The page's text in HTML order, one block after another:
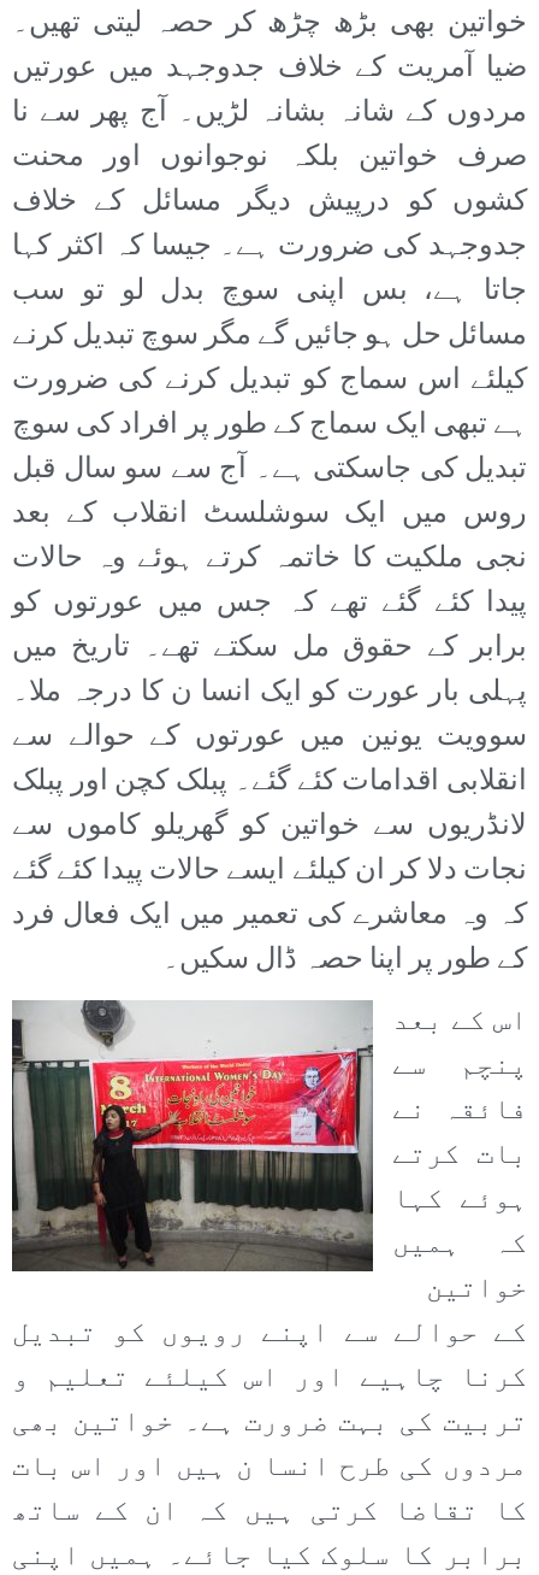
خواتین بھی بڑھ چڑھ کر حصہ لیتی تھیں۔
ضیا آمریت کے خلاف جدوجہد میں عورتیں
مردوں کے شانہ بشانہ لڑیں۔ آج پھر سے نا
صرف خواتین بلکہ نوجوانوں اور محنت
کشوں کو درپیش دیگر مسائل کے خلاف
جدوجہد کی ضرورت ہے۔ جیسا کہ اکثر کہا
جاتا ہے، بس اپنی سوچ بدل لو تو سب
مسائل حل ہو جائیں گے مگر سوچ تبدیل کرنے
کیلئے اس سماج کو تبدیل کرنے کی ضرورت
ہے تبھی ایک سماج کے طور پر افراد کی سوچ
تبدیل کی جاسکتی ہے۔ آج سے سو سال قبل
روس میں ایک سوشلسٹ انقلاب کے بعد
نجی ملکیت کا خاتمہ کرتے ہوئے وہ حالات
پیدا کئے گئے تھے کہ جس میں عورتوں کو
برابر کے حقوق مل سکتے تھے۔ تاریخ میں
پہلی بار عورت کو ایک انسا ن کا درجہ ملا۔
سوویت یونین میں عورتوں کے حوالے سے
انقلابی اقدامات کئے گئے۔ پبلک کچن اور پبلک
لانڈریوں سے خواتین کو گھریلو کاموں سے
نجات دلا کر ان کیلئے ایسے حالات پیدا کئے گئے
کہ وہ معاشرے کی تعمیر میں ایک فعال فرد
کے طور پر اپنا حصہ ڈال سکیں۔
اس کے بعد
پنچم سے
فائقہ نے
بات کرتے
ہوئے کہا
کہ ہمیں
خواتین
کے حوالے سے اپنے رویوں کو تبدیل
کرنا چاہیے اور اس کیلئے تعلیم و
تربیت کی بہت ضرورت ہے۔ خواتین بھی
مردوں کی طرح انسا ن ہیں اور اس بات
کا تقاضا کرتی ہیں کہ ان کے ساتھ
برابر کا سلوک کیا جائے۔ ہمیں اپنی